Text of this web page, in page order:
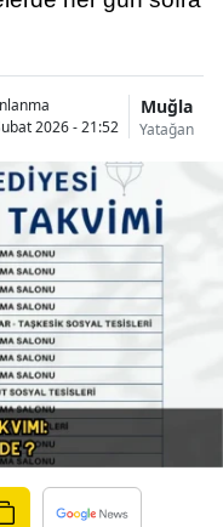
2026 - 21:52
Muğla
Yatağan